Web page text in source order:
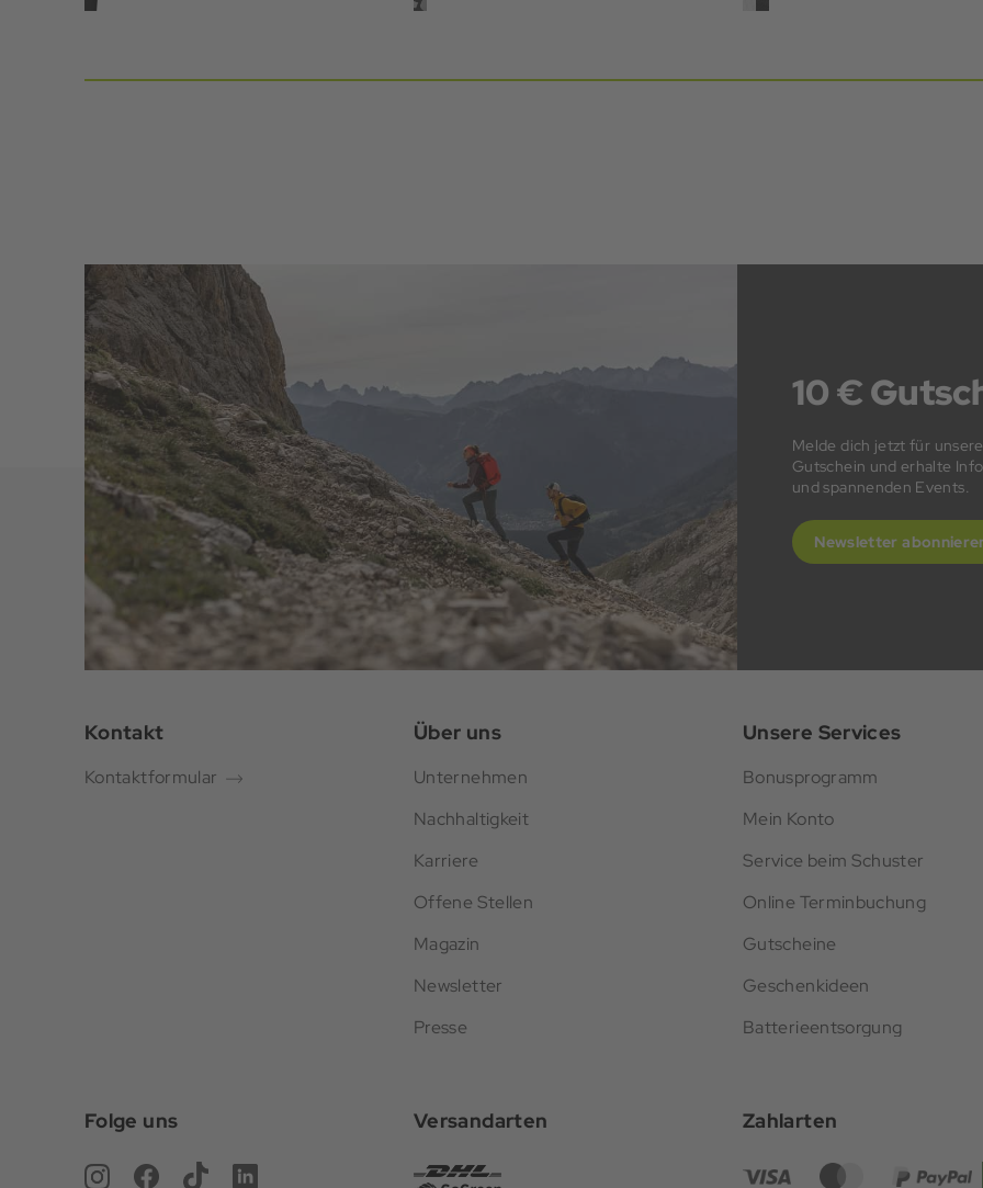
10 €
Melde dich jetzt für
Gutschein und erhalte
und spannenden Events.
Newsletter
Kontakt
Kontaktformular
Über uns
Unternehmen
Nachhaltigkeit
Karriere
Offene Stellen
Magazin
Newsletter
Presse
Unsere Services
Bonusprogramm
Mein Konto
Service beim Schuster
Online Terminbuchung
Gutscheine
Geschenkideen
Batterieentsorgung
Folge uns Versandarten Zahlarten